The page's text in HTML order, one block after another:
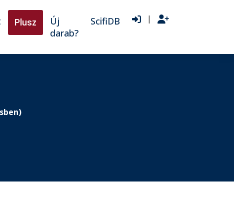
Plusz
Új
darab?
ScifiDB |